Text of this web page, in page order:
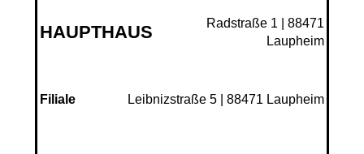
HAUPTHAUS
Radstraße 1 | 88471
Laupheim
Filiale Leibnizstraße 5 | 88471 Laupheim